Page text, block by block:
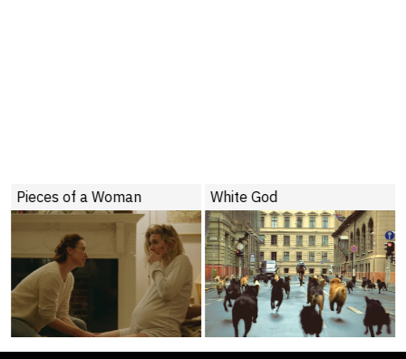
Pieces of a Woman White God